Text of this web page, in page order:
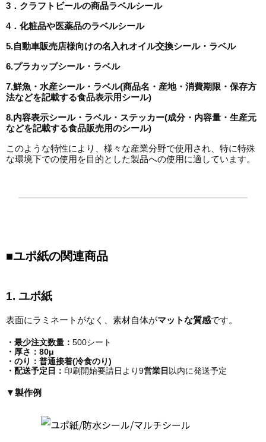
3．クラフトビールの商品ラベルシール
4．化粧品や医薬品のラベルシール
5.自動車販売店様向けの名入れオイル交換シール・ラベル
6.プラカップシール・ラベル
7.鮮魚・水産シール・ラベル(商品名・産地・消費期限・保存方
法などを記載する食品表示用シール)
8.内容表示シール・ラベル・ステッカー(成分・内容量・生産元
などを記載する食品販売用のシール)
このような特性により、様々な産業分野で使用され、特に特殊
な環境下での使用を目的とした製品への使用に適しています。
■ユポ紙の関連商品
1. ユポ紙
表面にラミネートがなく、素材自体がマットな質感です。
・最少注文数量： 500シート
・厚さ：80μ
・のり：普通接着(冷食のり)
・配送予定日： 印刷開始要請日より9営業日 以内に発送予定
▼製作例